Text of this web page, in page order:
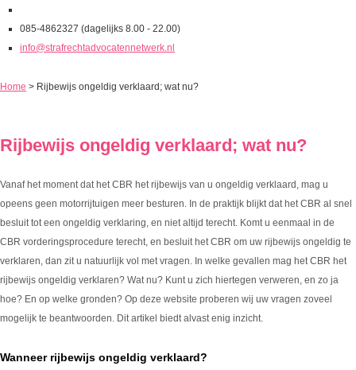
085-4862327 (dagelijks 8.00 - 22.00)
info@strafrechtadvocatennetwerk.nl
Home > Rijbewijs ongeldig verklaard; wat nu?
Rijbewijs ongeldig verklaard; wat nu?
Vanaf het moment dat het CBR het rijbewijs van u ongeldig verklaard, mag u
opeens geen motorrijtuigen meer besturen. In de praktijk blijkt dat het CBR al snel
besluit tot een ongeldig verklaring, en niet altijd terecht. Komt u eenmaal in de
CBR vorderingsprocedure terecht, en besluit het CBR om uw rijbewijs ongeldig te
verklaren, dan zit u natuurlijk vol met vragen. In welke gevallen mag het CBR het
rijbewijs ongeldig verklaren? Wat nu? Kunt u zich hiertegen verweren, en zo ja
hoe? En op welke gronden? Op deze website proberen wij uw vragen zoveel
mogelijk te beantwoorden. Dit artikel biedt alvast enig inzicht.
Wanneer rijbewijs ongeldig verklaard?